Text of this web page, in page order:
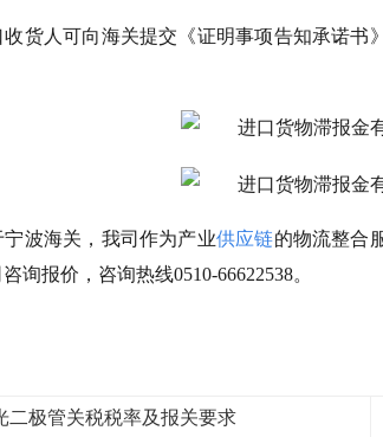
货人可向海关提交《证明事项告知承诺
宁波海关，我司作为产业供应链的物流整合
询报价，咨询热线0510-66622538。
二极管关税税率及报关要求